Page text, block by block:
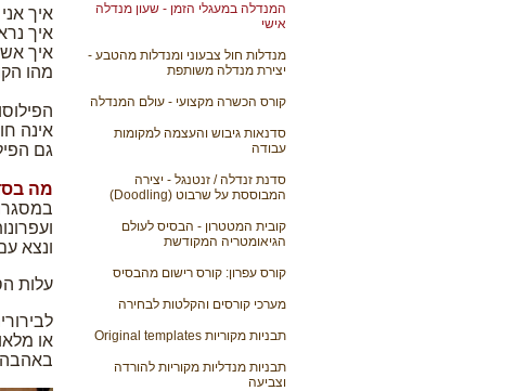
המנדלה במעגלי הזמן - שעון מנדלה
אישי
מנדלות חול צבעוני ומנדלות מהטבע -
יצירת מנדלה משותפת
קורס הכשרה מקצועי - עולם המנדלה
סדנאות גיבוש והעצמה למקומות
עבודה
סדנת זנדלה / זנטנגל - יצירה
המבוססת על שרבוט (Doodling)
קובית המטטרון - הבסיס לעולם
הגיאומטריה המקודשת
קורס עפרון: קורס רישום מהבסיס
מערכי קורסים והקלטות לבחירה
תבניות מקוריות Original templates
תבניות מנדליות מקוריות להורדה
וצביעה
איך
איך
איך
מהו
אינה
גם
מה
ונצא
עלות הסדנא -
או